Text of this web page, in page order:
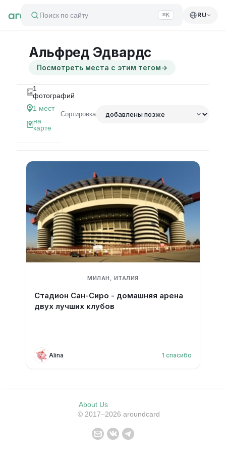
Поиск по сайту ⌘K RU
Альфред Эдвардс
Посмотреть места с этим тегом→
1
фотографий
1 мест
на
карте
Сортировка
МИЛАН, ИТАЛИЯ
Стадион Сан-Сиро - домашняя арена
двух лучших клубов
Alina 1 спасибо
About Us
© 2017–2026 aroundcard